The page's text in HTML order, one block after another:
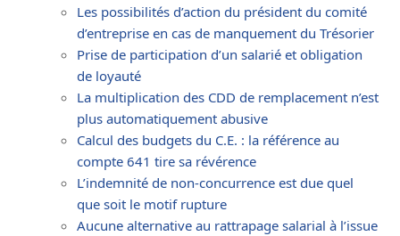
Les possibilités d’action du président du comité
d’entreprise en cas de manquement du Trésorier
Prise de participation d’un salarié et obligation
de loyauté
La multiplication des CDD de remplacement n’est
plus automatiquement abusive
Calcul des budgets du C.E. : la référence au
compte 641 tire sa révérence
L’indemnité de non-concurrence est due quel
que soit le motif rupture
Aucune alternative au rattrapage salarial à l’issue